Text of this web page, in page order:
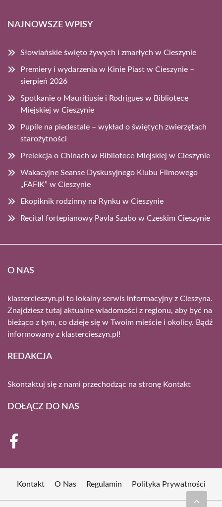
NAJNOWSZE WPISY
Słowiańskie święto żywych i zmarłych w Cieszynie
Premiery i wydarzenia w Kinie Piast w Cieszynie –
sierpień 2026
Spotkanie o Mauritiusie i Rodrigues w Bibliotece
Miejskiej w Cieszynie
Pupile na piedestale – wykład o świętych zwierzętach
starożytności
Prelekcja o Chinach w Bibliotece Miejskiej w Cieszynie
Wakacyjne Seanse Dyskusyjnego Klubu Filmowego
„FAFIK” w Cieszynie
Ekopiknik rodzinny na Rynku w Cieszynie
Recital fortepianowy Pavla Szabo w Czeskim Cieszynie
O NAS
klastercieszyn.pl to lokalny serwis informacyjny z Cieszyna.
Znajdziesz tutaj aktualne wiadomości z regionu, aby być na
bieżąco z tym, co dzieje się w Twoim mieście i okolicy. Bądź
informowany z klastercieszyn.pl!
REDAKCJA
Skontaktuj się z nami przechodząc na stronę Kontakt
DOŁĄCZ DO NAS
Kontakt O Nas Regulamin Polityka Prywatności